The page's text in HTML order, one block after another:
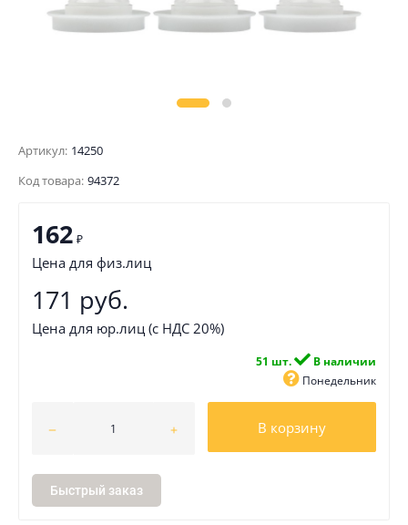
Артикул: 14250
Код товара: 94372
162 ₽
Цена для физ.лиц
171 руб.
Цена для юр.лиц (с НДС 20%)
51 шт.
В наличии
Понедельник
В корзину
Быстрый заказ